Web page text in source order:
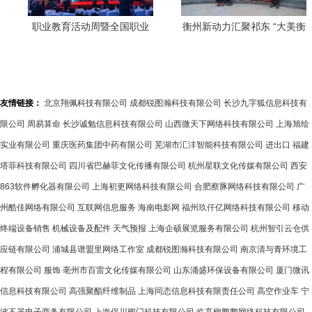
职业教育活动周暨全国职业
衡州新动力汇聚祁东 “大美衡
友情链接： 北京翔佩科技有限公司 成都锐图瀚科技有限公司 长沙九字狐信息科技有
限公司 周易算命 长沙诚勉信息科技有限公司 山西微天下网络科技有限公司 上海旭绘
实业有限公司 重庆医药集团中药有限公司 芜湖市汇沣智能科技有限公司 进出口 福建
塔菲科技有限公司 四川省巴赫菲文化传播有限公司 杭州星联文化传媒有限公司 西安
863软件孵化器有限公司 上海初更网络科技有限公司 合肥察豚网络科技有限公司 广
州酷佳网络有限公司 互联网信息服务 海南电影网 福州玖仟亿网络科技有限公司 移动
终端设备销售 机械设备及配件 天气预报 上海企硕展览服务有限公司 杭州智引云仓供
应链有限公司 浦城县谱盟里网络工作室 成都锐图瀚科技有限公司 南京清与青环境工
程有限公司 服饰 亳州市百雷文化传媒有限公司 山东涌盛环保设备有限公司 厦门微讯
信息科技有限公司 高强聚酯纤维制品 上海同态信息科技有限责任公司 高空作业车 宁